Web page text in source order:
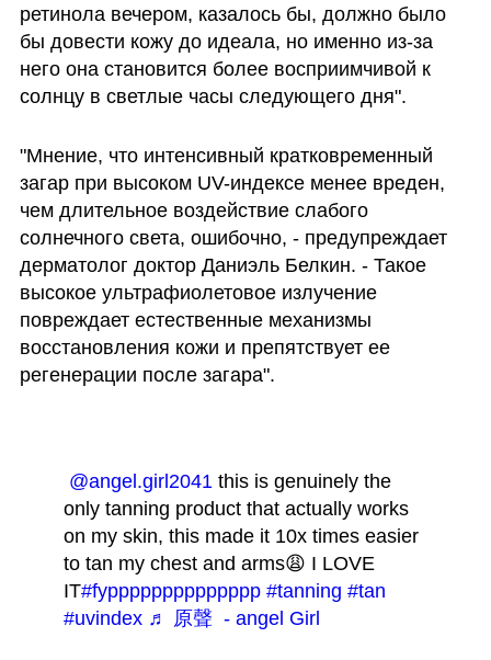
ретинола вечером, казалось бы, должно было
бы довести кожу до идеала, но именно из-за
него она становится более восприимчивой к
солнцу в светлые часы следующего дня".
"Мнение, что интенсивный кратковременный
загар при высоком UV-индексе менее вреден,
чем длительное воздействие слабого
солнечного света, ошибочно, - предупреждает
дерматолог доктор Даниэль Белкин. - Такое
высокое ультрафиолетовое излучение
повреждает естественные механизмы
восстановления кожи и препятствует ее
регенерации после загара".
@angel.girl2041 this is genuinely the
only tanning product that actually works
on my skin, this made it 10x times easier
to tan my chest and arms😩 I LOVE
IT#fypppppppppppppp #tanning #tan
#uvindex ♬ 原聲  - angel Girl